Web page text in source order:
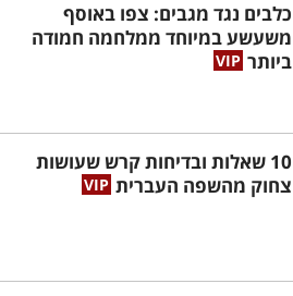
כלבים נגד מגבים: צפו באוסף
משעשע במיוחד ממלחמה חמודה
ביותר
10 שאלות ובדיחות קרש שעושות
צחוק מהשפה העברית